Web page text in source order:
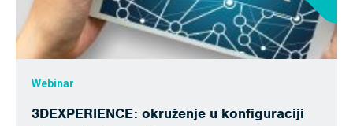
Webinar
3DEXPERIENCE: okruženje u konfiguraciji